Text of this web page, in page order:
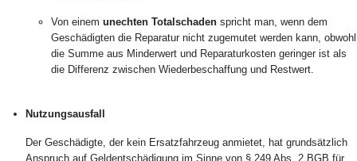
Von einem unechten Totalschaden spricht man, wenn dem
Geschädigten die Reparatur nicht zugemutet werden kann, obwohl
die Summe aus Minderwert und Reparaturkosten geringer ist als
die Differenz zwischen Wiederbeschaffung und Restwert.
Nutzungsausfall
Der Geschädigte, der kein Ersatzfahrzeug anmietet, hat grundsätzlich
Anspruch auf Geldentschädigung im Sinne von § 249 Abs. 2 BGB für